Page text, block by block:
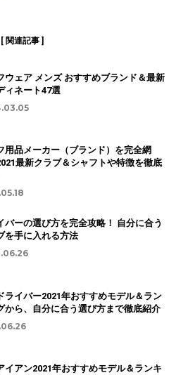
[ 関連記事 ]
ウェア メンズ おすすめブランド＆最新
ィネート47選
用品メーカー（ブランド）を完全網
最新クラブ＆シャフトや特徴を徹底
バーの選び方を完全攻略！ 自分に合う
を手に入れる方法
ライバー2021年おすすめモデル＆ラン
から、自分に合う選び方まで徹底紹介
イアン2021年おすすめモデル＆ランキ